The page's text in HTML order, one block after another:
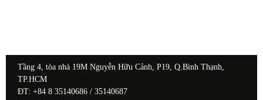
Tầng 4, tòa nhà 19M Nguyễn Hữu Cảnh, P19, Q.Bình Thạnh,
TP.HCM
ĐT: +84 8 35140686 / 35140687